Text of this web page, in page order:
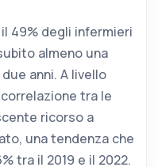
49% degli infermieri
almeno una
anni. A livello
tra le
ricorso a
una tendenza che
tra il 2019 e il 2022.